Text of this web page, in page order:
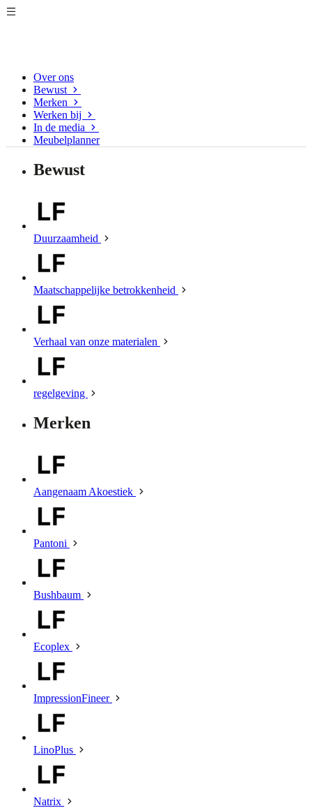
Over ons
Bewust
Merken
Werken bij
In de media
Meubelplanner
Bewust
Duurzaamheid
Maatschappelijke betrokkenheid
Verhaal van onze materialen
regelgeving
Merken
Aangenaam Akoestiek
Pantoni
Bushbaum
Ecoplex
ImpressionFineer
LinoPlus
Natrix